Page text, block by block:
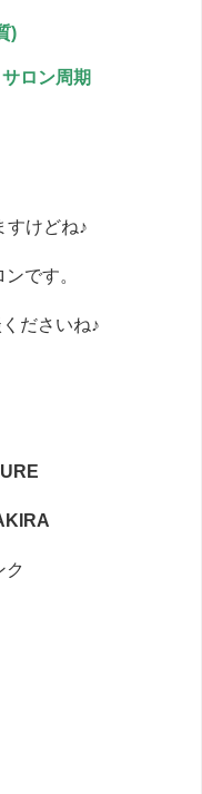
)
ロン周期
すけどね♪
です。
ださいね♪
ク